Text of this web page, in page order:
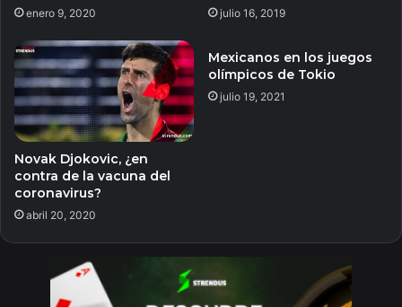
enero 9, 2020 julio 16, 2019
Novak Djokovic, ¿en
contra de la vacuna del
coronavirus?
abril 20, 2020
Mexicanos en los juegos
olímpicos de Tokio
julio 19, 2021